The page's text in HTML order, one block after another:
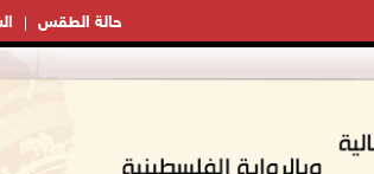
حالة الطقس